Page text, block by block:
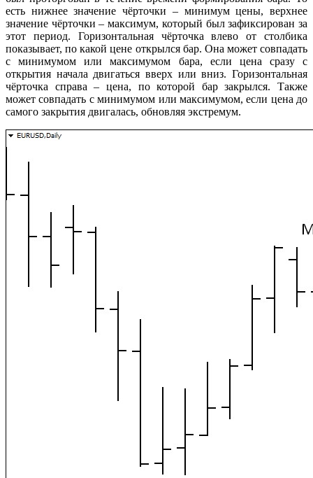
есть нижнее значение чёрточки – минимум цены, верхнее
значение чёрточки – максимум, который был зафиксирован за
этот период. Горизонтальная чёрточка влево от столбика
показывает, по какой цене открылся бар. Она может совпадать
с минимумом или максимумом бара, если цена сразу с
открытия начала двигаться вверх или вниз. Горизонтальная
чёрточка справа – цена, по которой бар закрылся. Также
может совпадать с минимумом или максимумом, если цена до
самого закрытия двигалась, обновляя экстремум.